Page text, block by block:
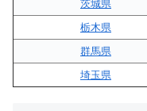
茨城県
栃木県
群馬県
埼玉県